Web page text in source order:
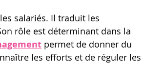
salariés. Il traduit les
rôle est déterminant dans la
permet de donner du
les efforts et de réguler les